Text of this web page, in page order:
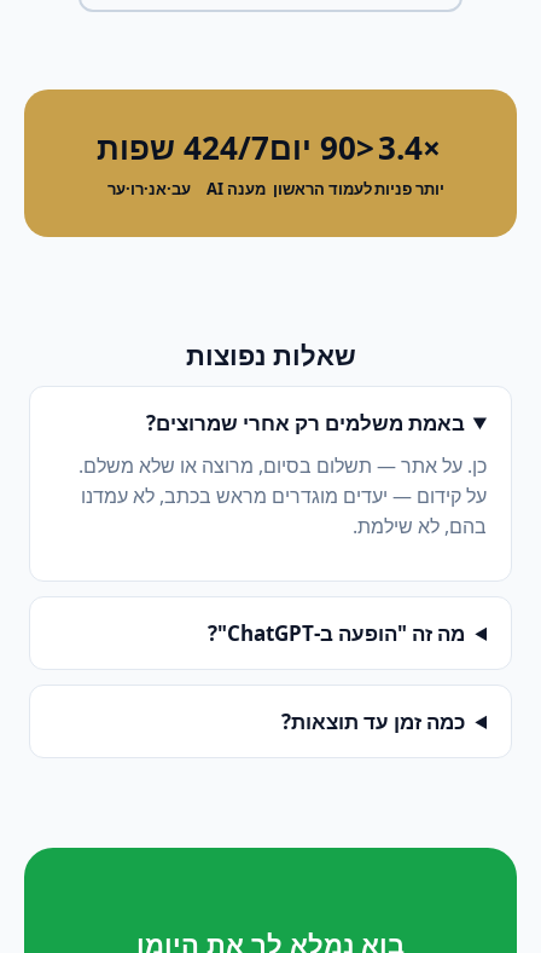
×3.4
יותר פניות
<90 יום
לעמוד הראשון
24/7
מענה AI
4 שפות
עב·אנ·רו·ער
שאלות נפוצות
באמת משלמים רק אחרי שמרוצים?
כן. על אתר — תשלום בסיום, מרוצה או שלא משלם.
על קידום — יעדים מוגדרים מראש בכתב, לא עמדנו
בהם, לא שילמת.
מה זה "הופעה ב-ChatGPT"?
כמה זמן עד תוצאות?
בוא נמלא לך את היומן